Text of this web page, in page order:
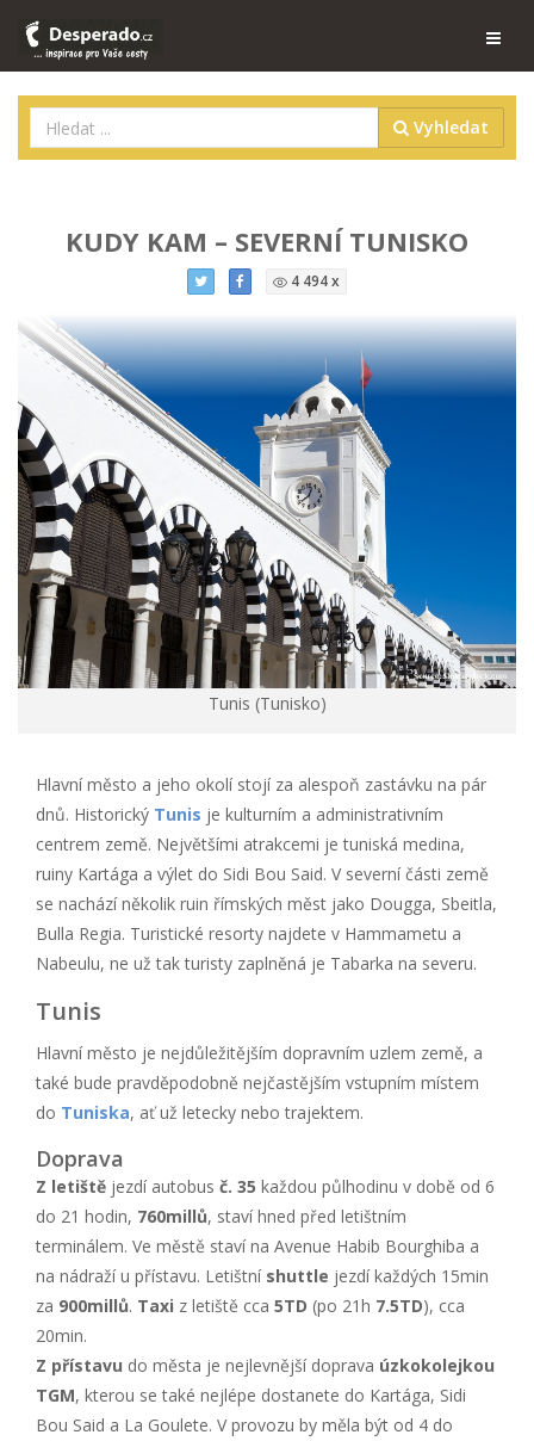
Vyhledat
KUDY KAM – SEVERNÍ TUNISKO
4 494 x
Tunis (Tunisko)
Hlavní město a jeho okolí stojí za alespoň zastávku na pár
dnů. Historický Tunis je kulturním a administrativním
centrem země. Největšími atrakcemi je tuniská medina,
ruiny Kartága a výlet do Sidi Bou Said. V severní části země
se nachází několik ruin římských měst jako Dougga, Sbeitla,
Bulla Regia. Turistické resorty najdete v Hammametu a
Nabeulu, ne už tak turisty zaplněná je Tabarka na severu.
Tunis
Hlavní město je nejdůležitějším dopravním uzlem země, a
také bude pravděpodobně nejčastějším vstupním místem
do Tuniska, ať už letecky nebo trajektem.
Doprava
Z letiště jezdí autobus č. 35 každou půlhodinu v době od 6
do 21 hodin, 760millů, staví hned před letištním
terminálem. Ve městě staví na Avenue Habib Bourghiba a
na nádraží u přístavu. Letištní shuttle jezdí každých 15min
za 900millů. Taxi z letiště cca 5TD (po 21h 7.5TD), cca
20min.
Z přístavu do města je nejlevnější doprava úzkokolejkou
TGM, kterou se také nejlépe dostanete do Kartága, Sidi
Bou Said a La Goulete. V provozu by měla být od 4 do